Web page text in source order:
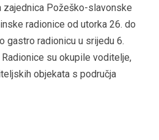
zajednica Požeško-slavonske
radionice od utorka 26. do
gastro radionicu u srijedu 6.
su okupile voditelje,
objekata s područja